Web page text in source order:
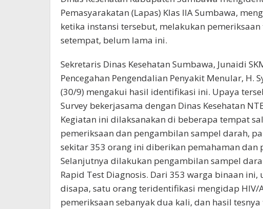
Pemasyarakatan (Lapas) Klas IIA Sumbawa,
ketika instansi tersebut, melakukan
setempat, belum lama ini.
Sekretaris Dinas Kesehatan Sumbawa, Junaidi
Pencegahan Pengendalian Penyakit Menular, H.
(30/9) mengakui hasil identifikasi ini. Upaya
Survey bekerjasama dengan Dinas Kesehatan
Kegiatan ini dilaksanakan di beberapa tempat
pemeriksaan dan pengambilan sampel darah,
sekitar 353 orang ini diberikan pemahaman dan
Selanjutnya dilakukan pengambilan sampel
Rapid Test Diagnosis. Dari 353 warga binaan
disapa, satu orang teridentifikasi mengidap HIV/
pemeriksaan sebanyak dua kali, dan hasil tesnya